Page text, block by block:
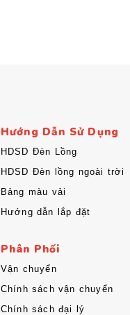
Hướng Dẫn Sử Dụng
HDSD Đèn Lồng
HDSD Đèn lồng ngoài trời
Bảng màu vải
Hướng dẫn lắp đặt
Phân Phối
Vận chuyển
Chính sách vận chuyển
Chính sách đại lý